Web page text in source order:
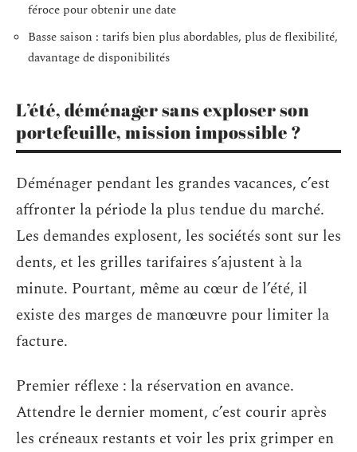
féroce pour obtenir une date
Basse saison : tarifs bien plus abordables, plus de flexibilité,
davantage de disponibilités
L’été, déménager sans exploser son
portefeuille, mission impossible ?
Déménager pendant les grandes vacances, c’est
affronter la période la plus tendue du marché.
Les demandes explosent, les sociétés sont sur les
dents, et les grilles tarifaires s’ajustent à la
minute. Pourtant, même au cœur de l’été, il
existe des marges de manœuvre pour limiter la
facture.
Premier réflexe : la réservation en avance.
Attendre le dernier moment, c’est courir après
les créneaux restants et voir les prix grimper en